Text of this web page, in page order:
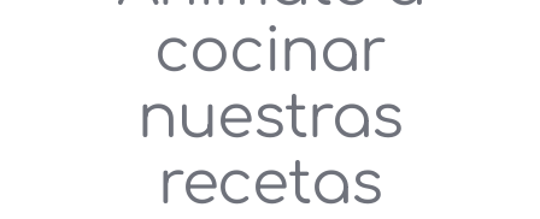
cocinar
nuestras
recetas